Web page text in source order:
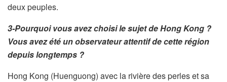
deux peuples.
3-Pourquoi vous avez choisi le sujet de Hong Kong ?
Vous avez été un observateur attentif de cette région
depuis longtemps ?
Hong Kong (Huenguong) avec la rivière des perles et sa